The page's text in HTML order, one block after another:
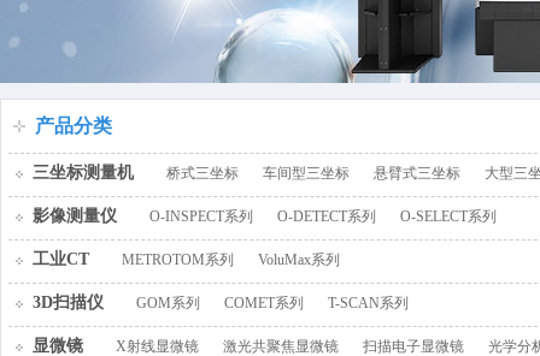
百叶窗图片
产品分类
三坐标测量机 桥式三坐标 车间型三坐标 悬臂式三坐标 大型三
影像测量仪 O-INSPECT系列 O-DETECT系列 O-SELECT系列
工业CT METROTOM系列 VoluMax系列
3D扫描仪 GOM系列 COMET系列 T-SCAN系列
显微镜 X射线显微镜 激光共聚焦显微镜 扫描电子显微镜 光学分